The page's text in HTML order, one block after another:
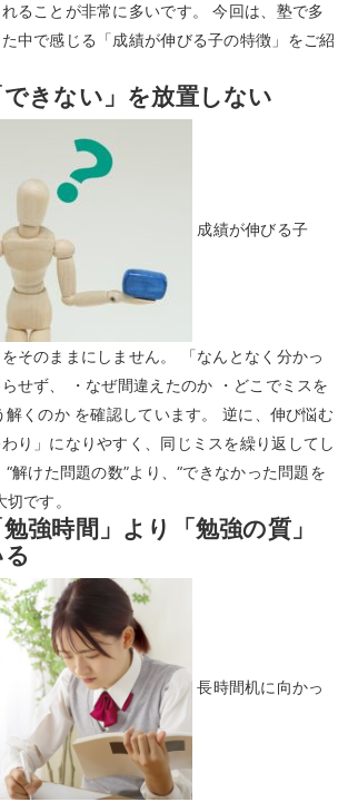
ることが非常に多いです。 今回は、塾で多
中で感じる「成績が伸びる子の特徴」をご紹
きない」を放置しない
成績が伸びる子
そのままにしません。 「なんとなく分かっ
せず、 ・なぜ間違えたのか ・どこでミスを
解くのか を確認しています。 逆に、伸び悩む
り」になりやすく、同じミスを繰り返してし
解けた問題の数”より、“できなかった問題を
です。
強時間」より「勉強の質」
長時間机に向かっ